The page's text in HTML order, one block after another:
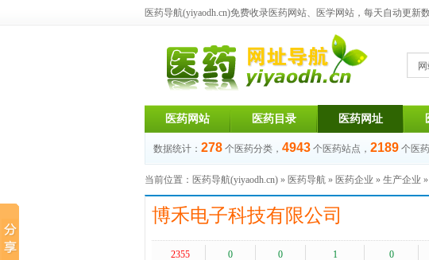
医药导航(yiyaodh.cn)免费收录医药网站、医学网站，每天自动更新
医药网站 医药目录 医药网址
数据统计： 278 个医药分类， 4943 个医药站点， 2189 个医
当前位置： 医药导航(yiyaodh.cn) » 医药导航 » 医药企业 » 生产企业 »
博禾电子科技有限公司
2355
0
0
1
0